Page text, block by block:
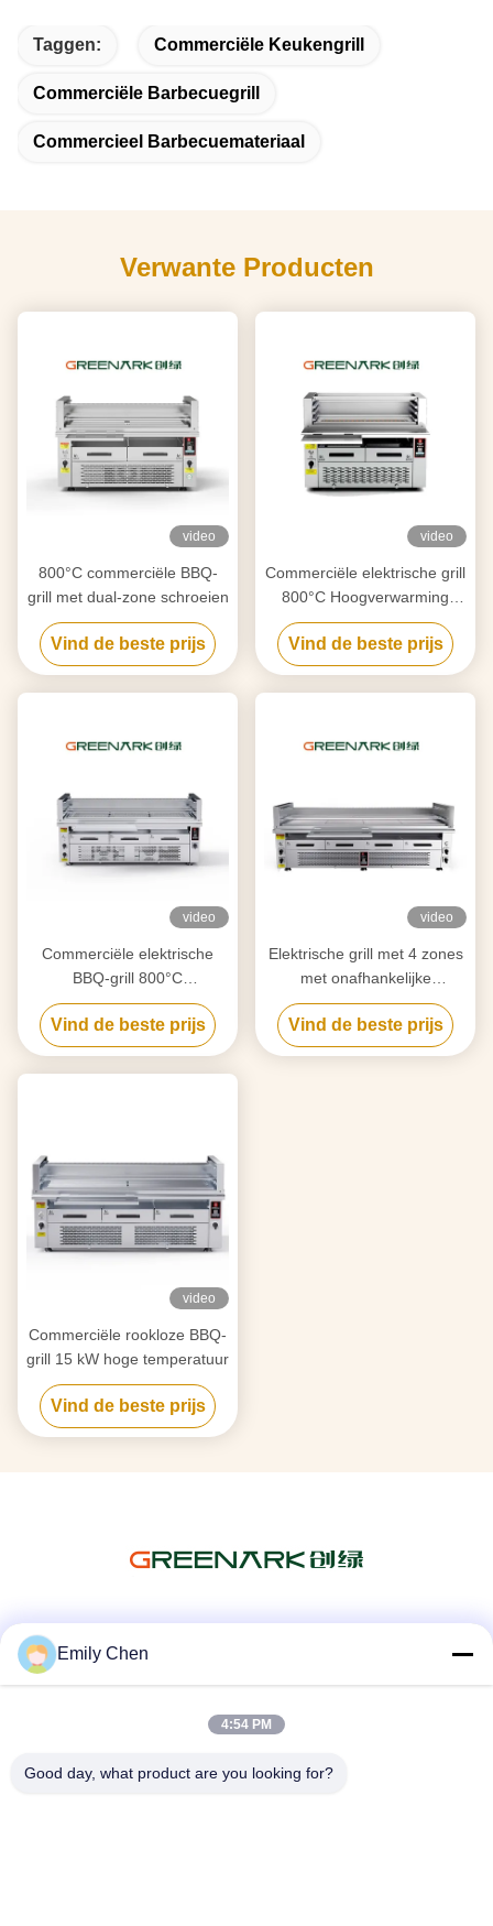
Taggen: Commerciële Keukengrill
Commerciële Barbecuegrill
Commercieel Barbecuemateriaal
Verwante Producten
video
800°C commerciële BBQ-
grill met dual-zone schroeien
Vind de beste prijs
video
Commerciële elektrische grill
800°C Hoogverwarming
6,5kW CE-gecertificeerd
Vind de beste prijs
video
Commerciële elektrische
BBQ-grill 800°C
Hoogwarmte 3-zone koken
Vind de beste prijs
video
Elektrische grill met 4 zones
met onafhankelijke
bediening van 800°C
Vind de beste prijs
video
Commerciële rookloze BBQ-
grill 15 kW hoge temperatuur
Vind de beste prijs
Emily Chen
4:54 PM
Good day, what product are you looking for?